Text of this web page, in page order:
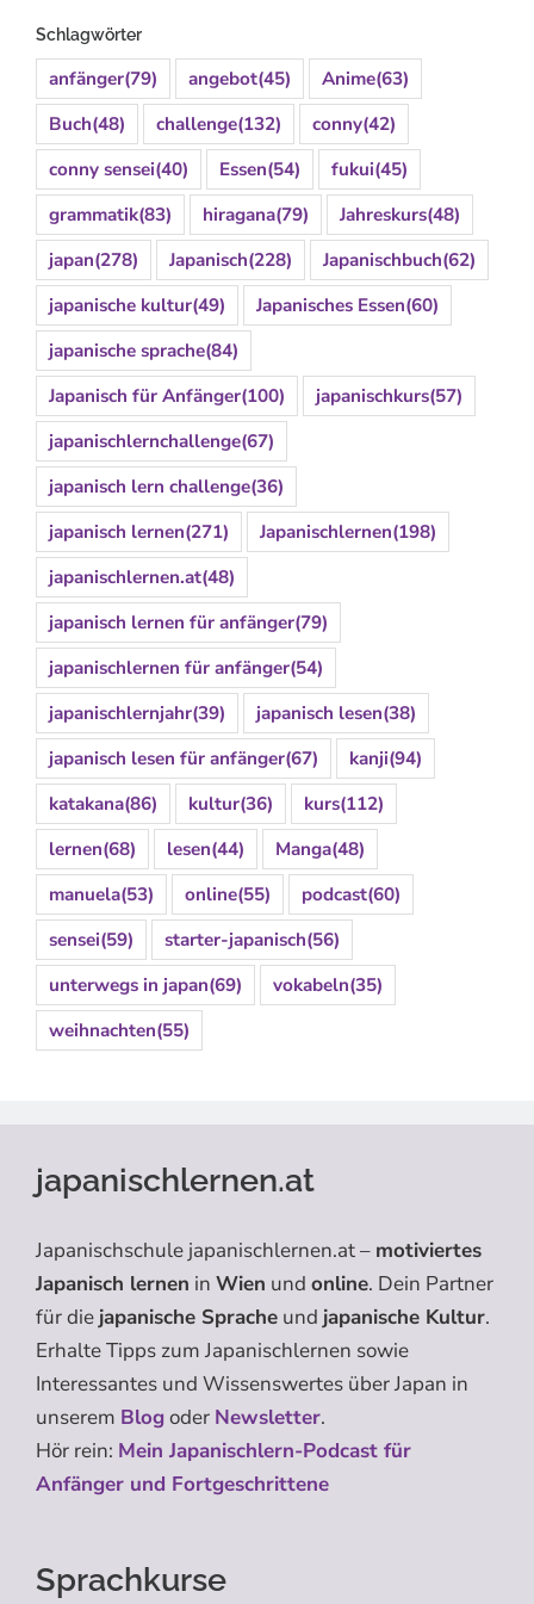
Schlagwörter
anfänger(79) angebot(45) Anime(63)
Buch(48) challenge(132) conny(42)
conny sensei(40) Essen(54) fukui(45)
grammatik(83) hiragana(79) Jahreskurs(48)
japan(278) Japanisch(228) Japanischbuch(62)
japanische kultur(49) Japanisches Essen(60)
japanische sprache(84)
Japanisch für Anfänger(100) japanischkurs(57)
japanischlernchallenge(67)
japanisch lern challenge(36)
japanisch lernen(271) Japanischlernen(198)
japanischlernen.at(48)
japanisch lernen für anfänger(79)
japanischlernen für anfänger(54)
japanischlernjahr(39) japanisch lesen(38)
japanisch lesen für anfänger(67) kanji(94)
katakana(86) kultur(36) kurs(112)
lernen(68) lesen(44) Manga(48)
manuela(53) online(55) podcast(60)
sensei(59) starter-japanisch(56)
unterwegs in japan(69) vokabeln(35)
weihnachten(55)
japanischlernen.at
Japanischschule japanischlernen.at – motiviertes
Japanisch lernen in Wien und online. Dein Partner
für die japanische Sprache und japanische Kultur.
Erhalte Tipps zum Japanischlernen sowie
Interessantes und Wissenswertes über Japan in
unserem Blogoder Newsletter.
Hör rein: Mein Japanischlern-Podcast für
Anfänger und Fortgeschrittene
Sprachkurse